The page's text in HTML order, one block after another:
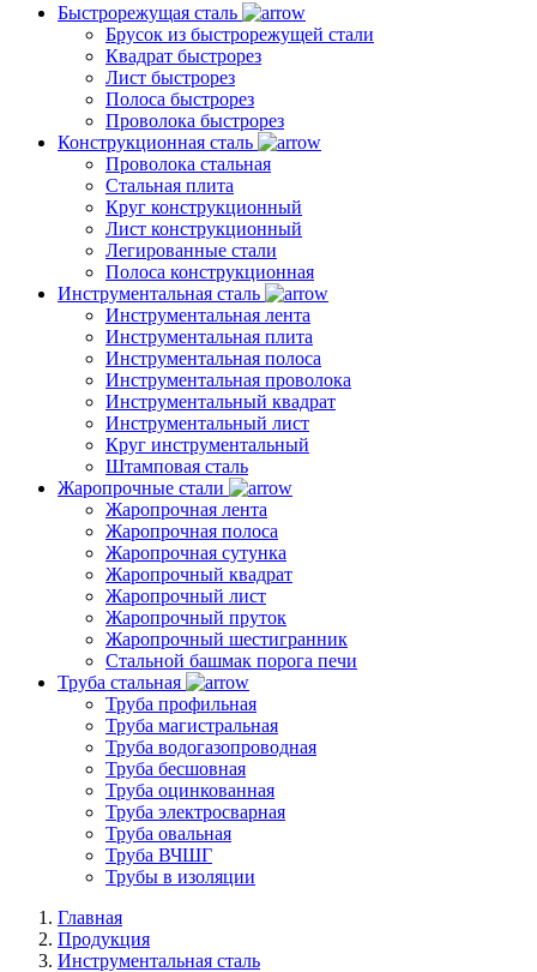
Быстрорежущая сталь
Брусок из быстрорежущей стали
Квадрат быстрорез
Лист быстрорез
Полоса быстрорез
Проволока быстрорез
Конструкционная сталь
Проволока стальная
Стальная плита
Круг конструкционный
Лист конструкционный
Легированные стали
Полоса конструкционная
Инструментальная сталь
Инструментальная лента
Инструментальная плита
Инструментальная полоса
Инструментальная проволока
Инструментальный квадрат
Инструментальный лист
Круг инструментальный
Штамповая сталь
Жаропрочные стали
Жаропрочная лента
Жаропрочная полоса
Жаропрочная сутунка
Жаропрочный квадрат
Жаропрочный лист
Жаропрочный пруток
Жаропрочный шестигранник
Стальной башмак порога печи
Труба стальная
Труба профильная
Труба магистральная
Труба водогазопроводная
Труба бесшовная
Труба оцинкованная
Труба электросварная
Труба овальная
Труба ВЧШГ
Трубы в изоляции
Главная
Продукция
Инструментальная сталь